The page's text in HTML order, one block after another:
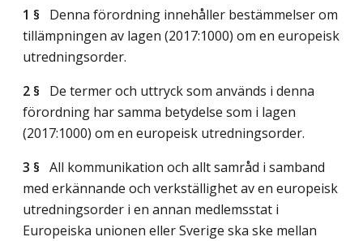
1 § Denna förordning innehåller bestämmelser om
tillämpningen av lagen (2017:1000) om en europeisk
utredningsorder.
2 § De termer och uttryck som används i denna
förordning har samma betydelse som i lagen
(2017:1000) om en europeisk utredningsorder.
3 § All kommunikation och allt samråd i samband
med erkännande och verkställighet av en europeisk
utredningsorder i en annan medlemsstat i
Europeiska unionen eller Sverige ska ske mellan